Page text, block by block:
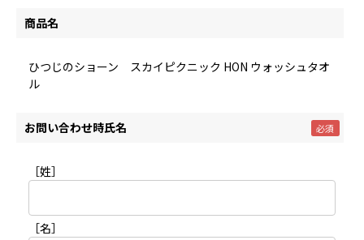
商品名
ひつじのショーン スカイピクニック HON ウォッシュタオ
ル
お問い合わせ時氏名
［姓］
［名］